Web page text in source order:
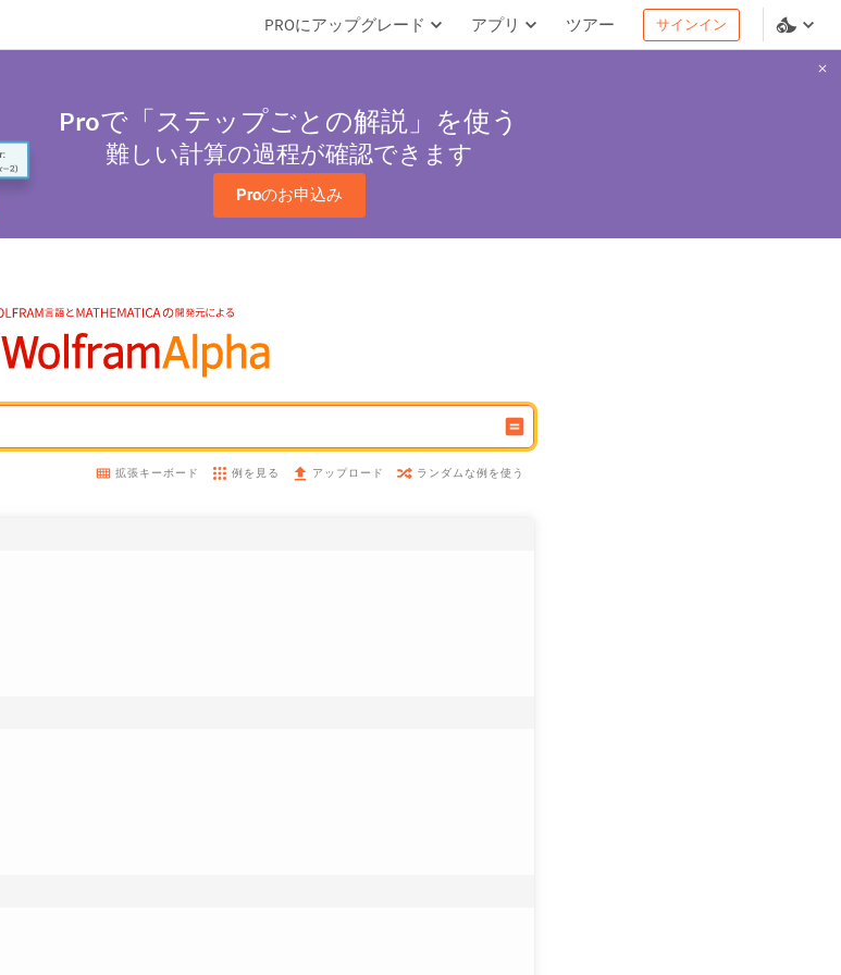
PROにアップグレード アプリ ツアー サインイン
Proで「ステップごとの解説」を使う
難しい計算の過程が確認できます
Proのお申込み
拡張キーボード 例を見る アップロード ランダムな例を使う